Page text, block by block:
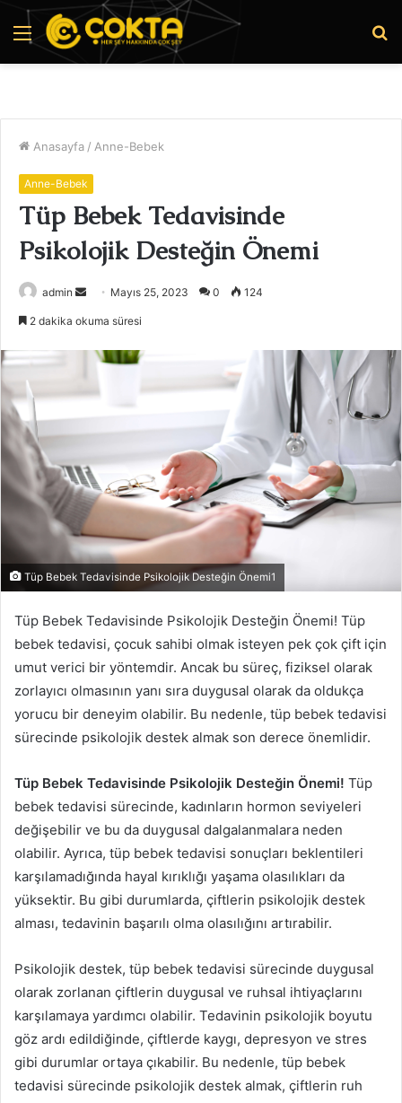
Menü
Anasayfa / Anne-Bebek
Anne-Bebek
Tüp Bebek Tedavisinde
Psikolojik Desteğin Önemi
admin
Bir
göndermek
Mayıs 25, 2023 0 124
2 dakika okuma süresi
Tüp Bebek Tedavisinde Psikolojik Desteğin Önemi1
Tüp Bebek Tedavisinde Psikolojik Desteğin Önemi! Tüp
bebek tedavisi, çocuk sahibi olmak isteyen pek çok çift için
umut verici bir yöntemdir. Ancak bu süreç, fiziksel olarak
zorlayıcı olmasının yanı sıra duygusal olarak da oldukça
yorucu bir deneyim olabilir. Bu nedenle, tüp bebek tedavisi
sürecinde psikolojik destek almak son derece önemlidir.
Tüp Bebek Tedavisinde Psikolojik Desteğin Önemi! Tüp
bebek tedavisi sürecinde, kadınların hormon seviyeleri
değişebilir ve bu da duygusal dalgalanmalara neden
olabilir. Ayrıca, tüp bebek tedavisi sonuçları beklentileri
karşılamadığında hayal kırıklığı yaşama olasılıkları da
yüksektir. Bu gibi durumlarda, çiftlerin psikolojik destek
alması, tedavinin başarılı olma olasılığını artırabilir.
Psikolojik destek, tüp bebek tedavisi sürecinde duygusal
olarak zorlanan çiftlerin duygusal ve ruhsal ihtiyaçlarını
karşılamaya yardımcı olabilir. Tedavinin psikolojik boyutu
göz ardı edildiğinde, çiftlerde kaygı, depresyon ve stres
gibi durumlar ortaya çıkabilir. Bu nedenle, tüp bebek
tedavisi sürecinde psikolojik destek almak, çiftlerin ruh